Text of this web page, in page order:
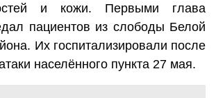
и кожи. Первыми глава
пациентов из слободы Белой
Их госпитализировали после
населённого пункта 27 мая.